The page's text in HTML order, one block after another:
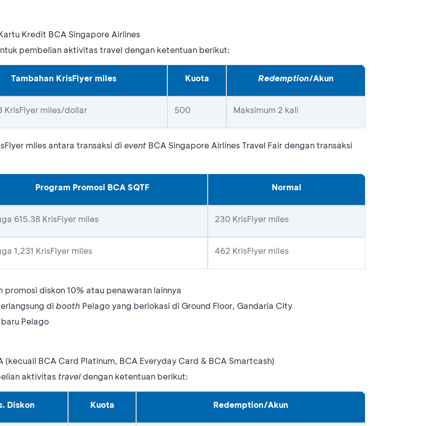
Kredit BCA Singapore Airlines
pembelian aktivitas travel dengan ketentuan berikut:
Tambahan KrisFlyer miles Kuota Redemption/Akun
KrisFlyer miles/dollar 500 Maksimum 2 kali
miles antara transaksi di event BCA Singapore Airlines Travel Fair dengan transaksi
Program Promosi BCA SQTF Normal
615.38 KrisFlyer miles 230 KrisFlyer miles
1,231 KrisFlyer miles 462 KrisFlyer miles
diskon 10% atau penawaran lainnya
di booth Pelago yang berlokasi di Ground Floor, Gandaria City
Pelago
BCA Card Platinum, BCA Everyday Card & BCA Smartcash)
aktivitas travel dengan ketentuan berikut:
Diskon Kuota Redemption/Akun